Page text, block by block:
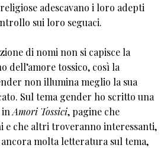
adescavano i loro adepti
sui loro seguaci.
di nomi non si capisce la
dell’amore tossico, così la
non illumina meglio la sua
Sul tema gender ho scritto una
Amori Tossici, pagine che
e che altri troveranno interessanti,
ancora molta letteratura sul tema,